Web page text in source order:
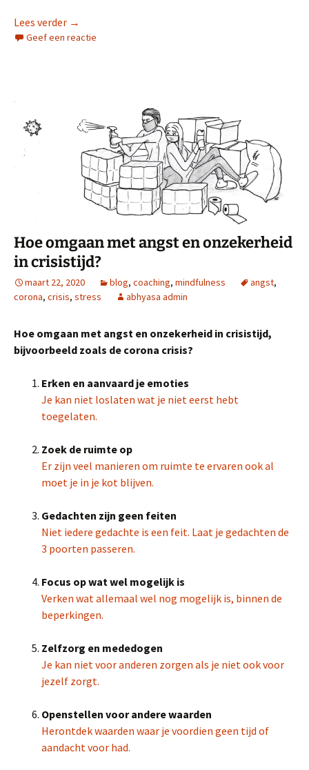
Lees verder Hoe ga je om met langdurig lijden en wat kan je
→
Geef een reactie
Hoe omgaan met angst en onzekerheid
in crisistijd?
maart 22, 2020 blog, coaching, mindfulness angst,
corona, crisis, stress abhyasa admin
Hoe omgaan met angst en onzekerheid in crisistijd,
bijvoorbeeld zoals de corona crisis?
Erken en aanvaard je emoties
Je kan niet loslaten wat je niet eerst hebt
toegelaten.
Zoek de ruimte op
Er zijn veel manieren om ruimte te ervaren ook al
moet je in je kot blijven.
Gedachten zijn geen feiten
Niet iedere gedachte is een feit. Laat je gedachten de
3 poorten passeren.
Focus op wat wel mogelijk is
Verken wat allemaal wel nog mogelijk is, binnen de
beperkingen.
Zelfzorg en mededogen
Je kan niet voor anderen zorgen als je niet ook voor
jezelf zorgt.
Openstellen voor andere waarden
Herontdek waarden waar je voordien geen tijd of
aandacht voor had.